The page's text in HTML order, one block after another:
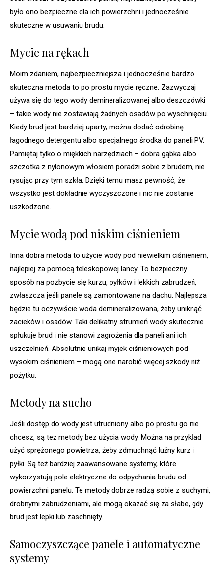
było ono bezpieczne dla ich powierzchni i jednocześnie
skuteczne w usuwaniu brudu.
Mycie na rękach
Moim zdaniem, najbezpieczniejsza i jednocześnie bardzo
skuteczna metoda to po prostu mycie ręczne. Zazwyczaj
używa się do tego wody demineralizowanej albo deszczówki
– takie wody nie zostawiają żadnych osadów po wyschnięciu.
Kiedy brud jest bardziej uparty, można dodać odrobinę
łagodnego detergentu albo specjalnego środka do paneli PV.
Pamiętaj tylko o miękkich narzędziach – dobra gąbka albo
szczotka z nylonowym włosiem poradzi sobie z brudem, nie
rysując przy tym szkła. Dzięki temu masz pewność, że
wszystko jest dokładnie wyczyszczone i nic nie zostanie
uszkodzone.
Mycie wodą pod niskim ciśnieniem
Inna dobra metoda to użycie wody pod niewielkim ciśnieniem,
najlepiej za pomocą teleskopowej lancy. To bezpieczny
sposób na pozbycie się kurzu, pyłków i lekkich zabrudzeń,
zwłaszcza jeśli panele są zamontowane na dachu. Najlepsza
będzie tu oczywiście woda demineralizowana, żeby uniknąć
zacieków i osadów. Taki delikatny strumień wody skutecznie
spłukuje brud i nie stanowi zagrożenia dla paneli ani ich
uszczelnień. Absolutnie unikaj myjek ciśnieniowych pod
wysokim ciśnieniem – mogą one narobić więcej szkody niż
pożytku.
Metody na sucho
Jeśli dostęp do wody jest utrudniony albo po prostu go nie
chcesz, są też metody bez użycia wody. Można na przykład
użyć sprężonego powietrza, żeby zdmuchnąć luźny kurz i
pyłki. Są też bardziej zaawansowane systemy, które
wykorzystują pole elektryczne do odpychania brudu od
powierzchni panelu. Te metody dobrze radzą sobie z suchymi,
drobnymi zabrudzeniami, ale mogą okazać się za słabe, gdy
brud jest lepki lub zaschnięty.
Samoczyszczące panele i automatyczne
systemy